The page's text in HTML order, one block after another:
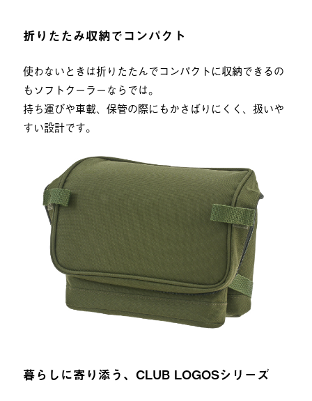
折りたたみ収納でコンパクト
使わないときは折りたたんでコンパクトに収納できるの
もソフトクーラーならでは。
持ち運びや車載、保管の際にもかさばりにくく、扱いや
すい設計です。
暮らしに寄り添う、CLUB LOGOSシリーズ